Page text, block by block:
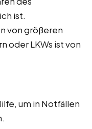
ist.
von größeren
oder LKWs ist von
um in Notfällen